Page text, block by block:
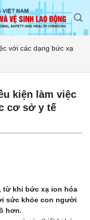
với các dạng bức xạ
kiện làm việc
cơ sở y tế
từ khi bức xạ ion hóa
sức khỏe con người
hơn.